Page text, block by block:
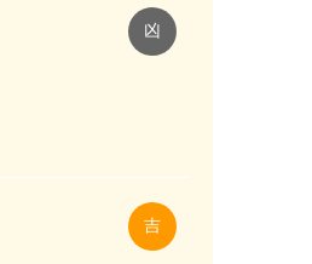
凶
吉